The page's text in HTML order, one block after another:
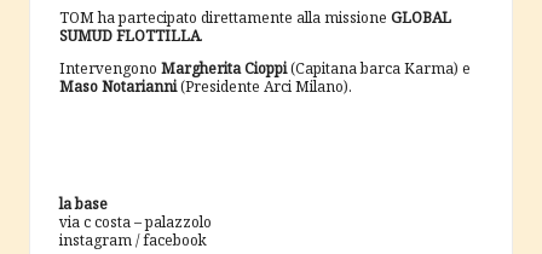
TOM ha partecipato direttamente alla missioneGLOBAL
SUMUD FLOTTILLA.
IntervengonoMargherita Cioppi(Capitana barca Karma) e
Maso Notarianni(Presidente Arci Milano).
la base
via c costa – palazzolo
instagram/facebook